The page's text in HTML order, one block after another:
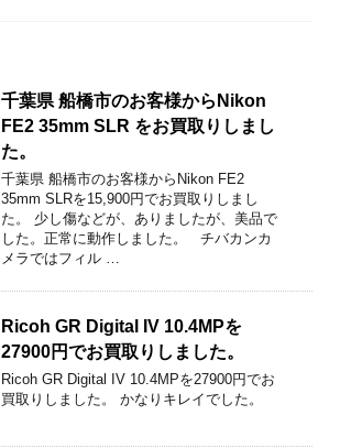
千葉県 船橋市のお客様からNikon
FE2 35mm SLR をお買取りしまし
た。
千葉県 船橋市のお客様からNikon FE2
35mm SLRを15,900円でお買取りしまし
た。 少し傷などが、ありましたが、美品で
した。正常に動作しました。 チバカンカ
メラではフィル …
Ricoh GR Digital IV 10.4MPを
27900円でお買取りしました。
Ricoh GR Digital IV 10.4MPを27900円でお
買取りしました。 かなりキレイでした。